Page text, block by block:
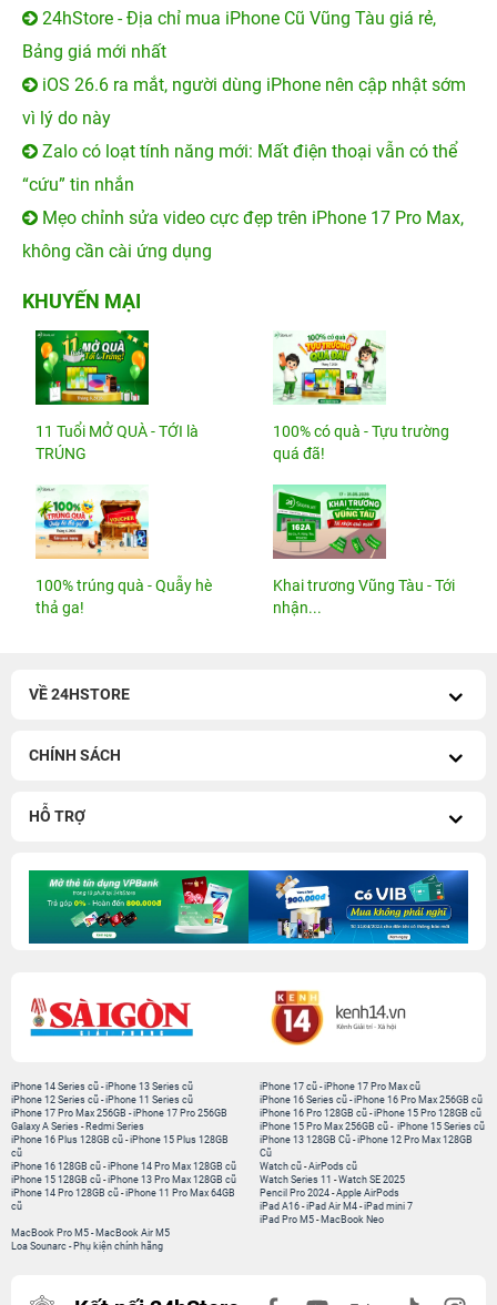
24hStore - Địa chỉ mua iPhone Cũ Vũng Tàu giá rẻ,
Bảng giá mới nhất
iOS 26.6 ra mắt, người dùng iPhone nên cập nhật sớm
vì lý do này
Zalo có loạt tính năng mới: Mất điện thoại vẫn có thể
“cứu” tin nhắn
Mẹo chỉnh sửa video cực đẹp trên iPhone 17 Pro Max,
không cần cài ứng dụng
KHUYẾN MẠI
11 Tuổi MỞ QUÀ - TỚI là
TRÚNG
100% có quà - Tựu trường
quá đã!
100% trúng quà - Quẫy hè
thả ga!
Khai trương Vũng Tàu - Tới
nhận...
VỀ 24HSTORE
CHÍNH SÁCH
HỖ TRỢ
iPhone 14 Series cũ -iPhone 13 Series cũ
iPhone 12 Series cũ -iPhone 11 Series cũ
iPhone 17 Pro Max 256GB -iPhone 17 Pro 256GB
Galaxy A Series - Redmi Series
iPhone 17 cũ -iPhone 17 Pro Max cũ
iPhone 16 Series cũ - iPhone 16 Pro Max 256GB cũ
iPhone 16 Pro 128GB cũ -iPhone 15 Pro 128GB cũ
iPhone 15 Pro Max 256GB cũ - iPhone 15 Series cũ
iPhone 16 Plus 128GB cũ -iPhone 15 Plus 128GB
cũ
iPhone 16 128GB cũ -iPhone 14 Pro Max 128GB cũ
iPhone 15 128GB cũ -iPhone 13 Pro Max 128GB cũ
iPhone 14 Pro 128GB cũ -iPhone 11 Pro Max 64GB
cũ
iPhone 13 128GB Cũ -iPhone 12 Pro Max 128GB
Cũ
Watch cũ -AirPods cũ
Watch Series 11 -Watch SE 2025
Pencil Pro 2024 -Apple AirPods
iPad A16 -iPad Air M4 -iPad mini 7
iPad Pro M5 - MacBook Neo
MacBook Pro M5 - MacBook Air M5
Loa Sounarc - Phụ kiện chính hãng